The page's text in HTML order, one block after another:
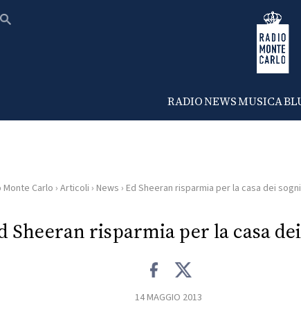
RADIONEWSMUSICA
Monte Carlo › Articoli › News › Ed Sheeran risparmia per la casa dei sogni
Sheeran risparmia per la casa
14 MAGGIO 2013